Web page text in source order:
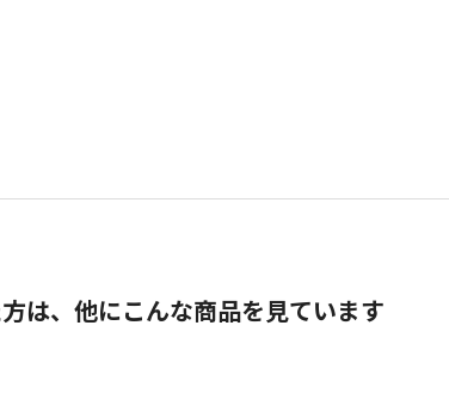
は、他にこんな商品を見ています